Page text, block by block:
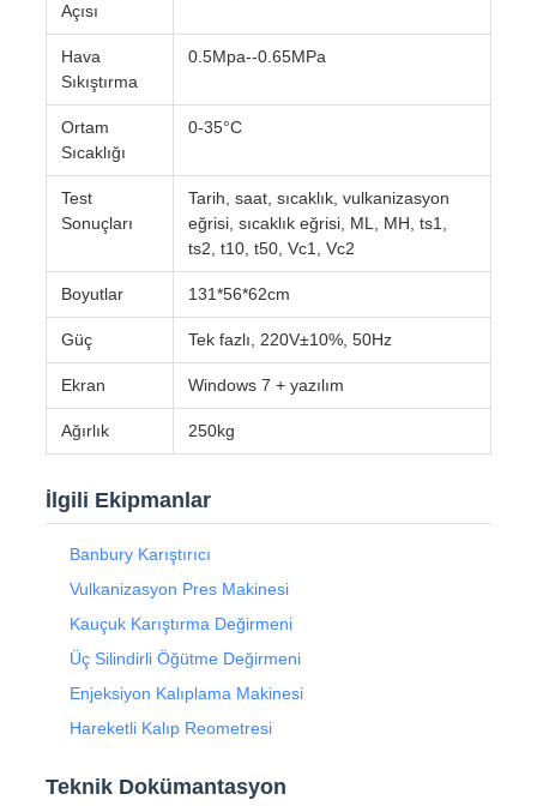
Açısı
Hava
Sıkıştırma
0.5Mpa--0.65MPa
Ortam
Sıcaklığı
0-35°C
Test
Sonuçları
Tarih, saat, sıcaklık, vulkanizasyon
eğrisi, sıcaklık eğrisi, ML, MH, ts1,
ts2, t10, t50, Vc1, Vc2
Boyutlar 131*56*62cm
Güç Tek fazlı, 220V±10%, 50Hz
Ekran Windows 7 + yazılım
Ağırlık 250kg
İlgili Ekipmanlar
Banbury Karıştırıcı
Vulkanizasyon Pres Makinesi
Kauçuk Karıştırma Değirmeni
Üç Silindirli Öğütme Değirmeni
Enjeksiyon Kalıplama Makinesi
Hareketli Kalıp Reometresi
Teknik Dokümantasyon